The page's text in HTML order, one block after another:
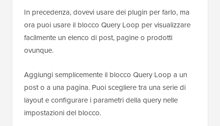
In precedenza, dovevi usare dei plugin per farlo, ma
ora puoi usare il blocco Query Loop per visualizzare
facilmente un elenco di post, pagine o prodotti
ovunque.
Aggiungi semplicemente il blocco Query Loop a un
post o a una pagina. Puoi scegliere tra una serie di
layout e configurare i parametri della query nelle
impostazioni del blocco.